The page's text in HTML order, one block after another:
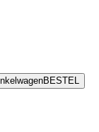
BESTEL